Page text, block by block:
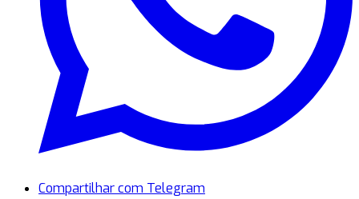
Compartilhar com Telegram